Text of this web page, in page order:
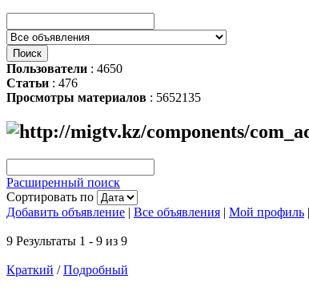
Пользователи : 4650
Статьи : 476
Просмотры материалов : 5652135
Расширенный поиск
Сортировать по
Добавить объявление | Все объявления | Мой профиль |
9 Результаты 1 - 9 из 9
Краткий /Подробный